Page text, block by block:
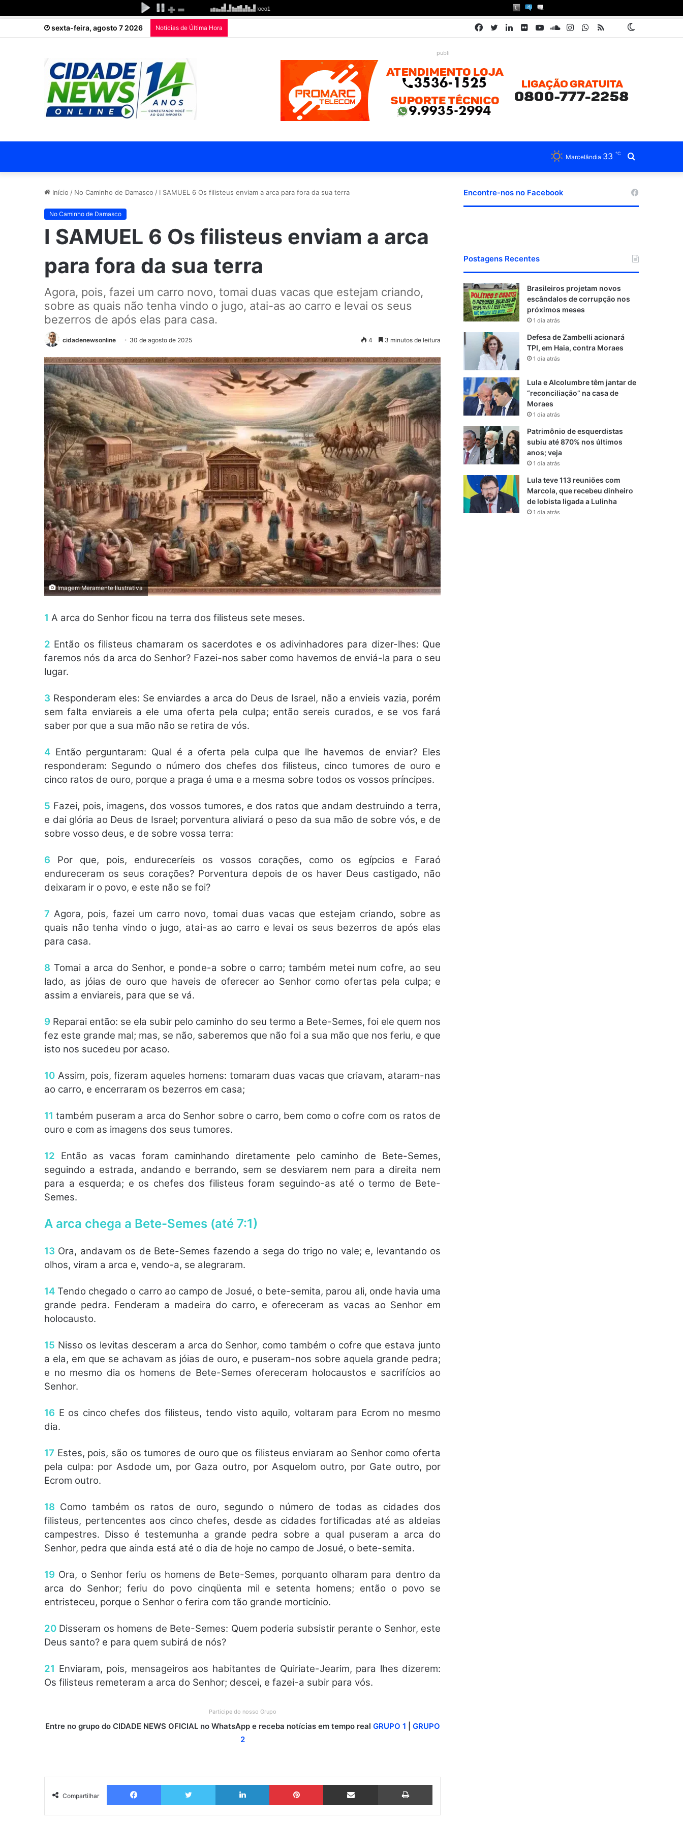
sexta-feira, agosto 7 2026 Notícias de Última Hora
Pátria
RSS
WhatsApp
Instagram
SoundCloud
YouTube
Flickr
Linkedin
Twitter
Facebook
publi
Procurar
por
Marcelândia 33 ℃
Início / No Caminho de Damasco / I SAMUEL 6 Os filisteus enviam a arca para fora da sua terra
No Caminho de Damasco
I SAMUEL 6 Os filisteus enviam a arca
para fora da sua terra
Agora, pois, fazei um carro novo, tomai duas vacas que estejam criando,
sobre as quais não tenha vindo o jugo, atai-as ao carro e levai os seus
bezerros de após elas para casa.
cidadenewsonline 30 de agosto de 2025 4 3 minutos de leitura
Imagem Meramente Ilustrativa
1 A arca do Senhor ficou na terra dos filisteus sete meses.
2 Então os filisteus chamaram os sacerdotes e os adivinhadores para dizer-lhes: Que
faremos nós da arca do Senhor? Fazei-nos saber como havemos de enviá-la para o seu
lugar.
3 Responderam eles: Se enviardes a arca do Deus de Israel, não a envieis vazia, porém
sem falta enviareis a ele uma oferta pela culpa; então sereis curados, e se vos fará
saber por que a sua mão não se retira de vós.
4 Então perguntaram: Qual é a oferta pela culpa que lhe havemos de enviar? Eles
responderam: Segundo o número dos chefes dos filisteus, cinco tumores de ouro e
cinco ratos de ouro, porque a praga é uma e a mesma sobre todos os vossos príncipes.
5 Fazei, pois, imagens, dos vossos tumores, e dos ratos que andam destruindo a terra,
e dai glória ao Deus de Israel; porventura aliviará o peso da sua mão de sobre vós, e de
sobre vosso deus, e de sobre vossa terra:
6 Por que, pois, endureceríeis os vossos corações, como os egípcios e Faraó
endureceram os seus corações? Porventura depois de os haver Deus castigado, não
deixaram ir o povo, e este não se foi?
7 Agora, pois, fazei um carro novo, tomai duas vacas que estejam criando, sobre as
quais não tenha vindo o jugo, atai-as ao carro e levai os seus bezerros de após elas
para casa.
8 Tomai a arca do Senhor, e ponde-a sobre o carro; também metei num cofre, ao seu
lado, as jóias de ouro que haveis de oferecer ao Senhor como ofertas pela culpa; e
assim a enviareis, para que se vá.
9 Reparai então: se ela subir pelo caminho do seu termo a Bete-Semes, foi ele quem nos
fez este grande mal; mas, se não, saberemos que não foi a sua mão que nos feriu, e que
isto nos sucedeu por acaso.
10 Assim, pois, fizeram aqueles homens: tomaram duas vacas que criavam, ataram-nas
ao carro, e encerraram os bezerros em casa;
11 também puseram a arca do Senhor sobre o carro, bem como o cofre com os ratos de
ouro e com as imagens dos seus tumores.
12 Então as vacas foram caminhando diretamente pelo caminho de Bete-Semes,
seguindo a estrada, andando e berrando, sem se desviarem nem para a direita nem
para a esquerda; e os chefes dos filisteus foram seguindo-as até o termo de Bete-
Semes.
A arca chega a Bete-Semes (até 7:1)
13 Ora, andavam os de Bete-Semes fazendo a sega do trigo no vale; e, levantando os
olhos, viram a arca e, vendo-a, se alegraram.
14 Tendo chegado o carro ao campo de Josué, o bete-semita, parou ali, onde havia uma
grande pedra. Fenderam a madeira do carro, e ofereceram as vacas ao Senhor em
holocausto.
15 Nisso os levitas desceram a arca do Senhor, como também o cofre que estava junto
a ela, em que se achavam as jóias de ouro, e puseram-nos sobre aquela grande pedra;
e no mesmo dia os homens de Bete-Semes ofereceram holocaustos e sacrifícios ao
Senhor.
16 E os cinco chefes dos filisteus, tendo visto aquilo, voltaram para Ecrom no mesmo
dia.
17 Estes, pois, são os tumores de ouro que os filisteus enviaram ao Senhor como oferta
pela culpa: por Asdode um, por Gaza outro, por Asquelom outro, por Gate outro, por
Ecrom outro.
18 Como também os ratos de ouro, segundo o número de todas as cidades dos
filisteus, pertencentes aos cinco chefes, desde as cidades fortificadas até as aldeias
campestres. Disso é testemunha a grande pedra sobre a qual puseram a arca do
Senhor, pedra que ainda está até o dia de hoje no campo de Josué, o bete-semita.
19 Ora, o Senhor feriu os homens de Bete-Semes, porquanto olharam para dentro da
arca do Senhor; feriu do povo cinqüenta mil e setenta homens; então o povo se
entristeceu, porque o Senhor o ferira com tão grande morticínio.
20 Disseram os homens de Bete-Semes: Quem poderia subsistir perante o Senhor, este
Deus santo? e para quem subirá de nós?
21 Enviaram, pois, mensageiros aos habitantes de Quiriate-Jearim, para lhes dizerem:
Os filisteus remeteram a arca do Senhor; descei, e fazei-a subir para vós.
Participe do nosso Grupo
Entre no grupo do CIDADE NEWS OFICIAL no WhatsApp e receba notícias em tempo real GRUPO 1
GRUPO
2
Compartilhar
Facebook Twitter Linkedin Pinterest Compartilhar via e-mail
Encontre-nos no Facebook
Postagens Recentes
Brasileiros projetam novos
escândalos de corrupção nos
próximos meses
1 dia atrás
Defesa de Zambelli acionará
TPI, em Haia, contra Moraes
1 dia atrás
Lula e Alcolumbre têm jantar de
“reconciliação” na casa de
Moraes
1 dia atrás
Patrimônio de esquerdistas
subiu até 870% nos últimos
anos; veja
1 dia atrás
Lula teve 113 reuniões com
Marcola, que recebeu dinheiro
de lobista ligada a Lulinha
1 dia atrás